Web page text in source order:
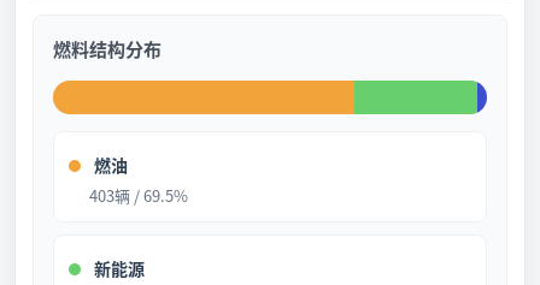
燃料结构分布
燃油
403辆 / 69.5%
新能源